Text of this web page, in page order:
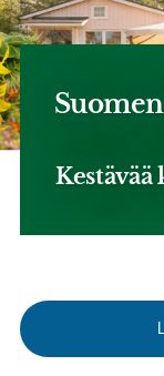
Kestävää